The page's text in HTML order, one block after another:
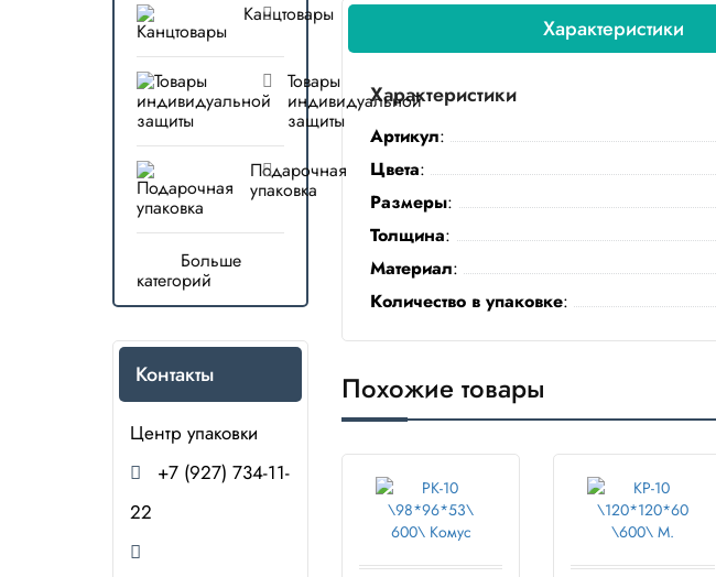
Канцтовары
Товары
индивидуальной
защиты
Подарочная
упаковка
Больше
категорий
Контакты
Центр упаковки
+7 (927) 734-11-
22
Характеристики
Характеристики
Артикул:
Цвета:
Размеры:
Толщина:
Материал:
Количество в упаковке:
Похожие товары